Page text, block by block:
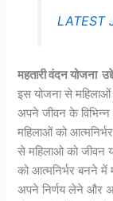
LATEST
महतारी वंदन योजना
इस योजना से
अपने जीवन के
महिलाओं को
से महिलाओ को जीवन
को आत्मनिर्भर बनने में
अपने निर्णय लेने और